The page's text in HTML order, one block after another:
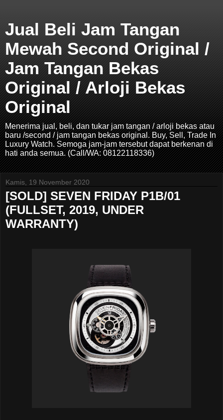
Jual Beli Jam Tangan
Mewah Second Original /
Jam Tangan Bekas
Original / Arloji Bekas
Original
Menerima jual, beli, dan tukar jam tangan / arloji bekas atau
baru /second / jam tangan bekas original. Buy, Sell, Trade In
Luxury Watch. Semoga jam-jam tersebut dapat berkenan di
hati anda semua. (Call/WA: 08122118336)
Kamis, 19 November 2020
[SOLD] SEVEN FRIDAY P1B/01
(FULLSET, 2019, UNDER
WARRANTY)